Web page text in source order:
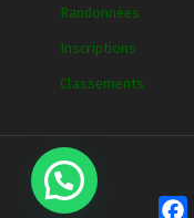
Randonnées
Inscriptions
Classements